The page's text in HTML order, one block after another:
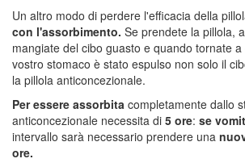
Un altro modo di perdere l'efficacia della
con l'assorbimento. Se prendete la pillola,
mangiate del cibo guasto e quando tornate
vostro stomaco è stato espulso non solo il
la pillola anticoncezionale.
Per essere assorbita completamente dallo
anticoncezionale necessita di 5 ore: se
intervallo sarà necessario prendere una
ore.